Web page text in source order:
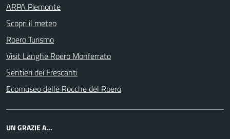
ARPA Piemonte
Scopri il meteo
Roero Turismo
Visit Langhe Roero Monferrato
Sentieri dei Frescanti
Ecomuseo delle Rocche del Roero
UN GRAZIE A...